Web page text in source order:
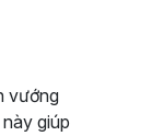
vướng
giúp